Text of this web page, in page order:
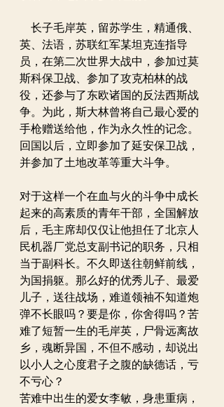
长子毛岸英，留苏学生，精通俄、
英、法语，苏联红军某坦克连指导
员，在第二次世界大战中，参加过莫
斯科保卫战、参加了攻克柏林的战
役，还参与了东欧诸国的反法西斯战
争。为此，斯大林曾将自己最心爱的
手枪赠送给他，作为永久性的记念。
回国以后，立即参加了延安保卫战，
并参加了土地改革等重大斗争。
对于这样一个在血与火的斗争中成长
起来的高素质的青年干部，全国解放
后，毛主席却仅仅让他担任了北京人
民机器厂党总支副书记的职务，只相
当于副科长。不久即送往朝鲜前线，
为国捐躯。那么好的优秀儿子、最爱
儿子，送往战场，难道领袖不知道炮
弹不长眼吗？要是你，你舍得吗？苦
难了短暂一生的毛岸英，尸骨远离故
乡，魂断异国，不但不感动，却说出
以小人之心度君子之腹的缺德话，亏
不亏心？
苦难中出生的爱女李敏，身患重病，